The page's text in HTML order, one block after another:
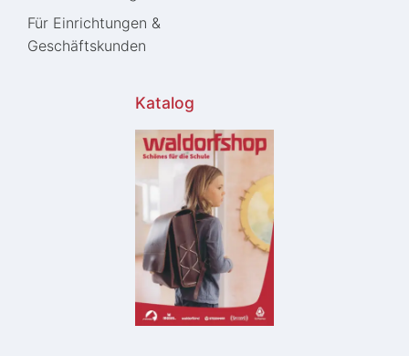
Für Einrichtungen &
Geschäftskunden
Katalog